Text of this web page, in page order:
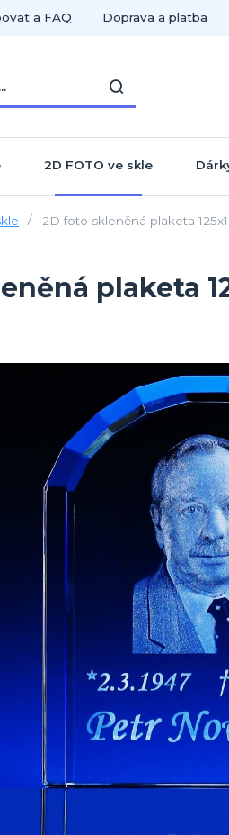
a FAQ Doprava a platba
2D FOTO ve skle
2D foto skleněná plaketa
plaketa